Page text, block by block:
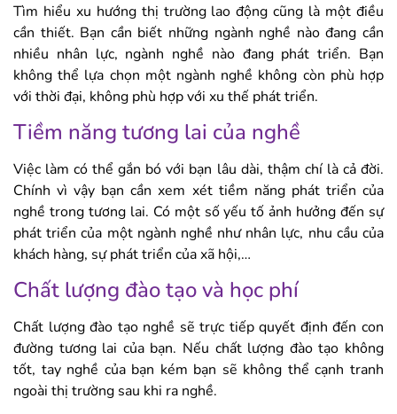
Tìm hiểu xu hướng thị trường lao động cũng là một điều
cần thiết. Bạn cần biết những ngành nghề nào đang cần
nhiều nhân lực, ngành nghề nào đang phát triển. Bạn
không thể lựa chọn một ngành nghề không còn phù hợp
với thời đại, không phù hợp với xu thế phát triển.
Tiềm năng tương lai của nghề
Việc làm có thể gắn bó với bạn lâu dài, thậm chí là cả đời.
Chính vì vậy bạn cần xem xét tiềm năng phát triển của
nghề trong tương lai. Có một số yếu tố ảnh hưởng đến sự
phát triển của một ngành nghề như nhân lực, nhu cầu của
khách hàng, sự phát triển của xã hội,…
Chất lượng đào tạo và học phí
Chất lượng đào tạo nghề sẽ trực tiếp quyết định đến con
đường tương lai của bạn. Nếu chất lượng đào tạo không
tốt, tay nghề của bạn kém bạn sẽ không thể cạnh tranh
ngoài thị trường sau khi ra nghề.